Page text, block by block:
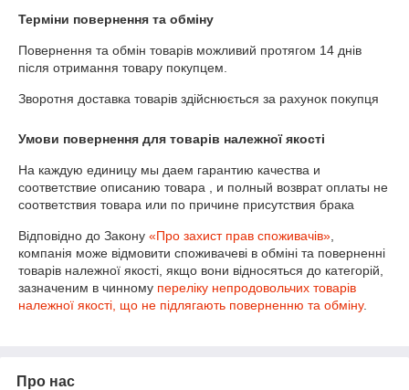
Терміни повернення та обміну
Повернення та обмін товарів можливий протягом 14 днів
після отримання товару покупцем.
Зворотня доставка товарів здійснюється за рахунок покупця
Умови повернення для товарів належної якості
На каждую единицу мы даем гарантию качества и
соответствие описанию товара , и полный возврат оплаты не
соответствия товара или по причине присутствия брака
Відповідно до Закону «Про захист прав споживачів»
компанія може відмовити споживачеві в обміні та поверненні
товарів належної якості, якщо вони відносяться до категорій,
зазначеним в чинному переліку непродовольчих товарів
належної якості, що не підлягають поверненню та обміну.
Про нас